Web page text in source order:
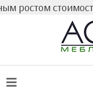
стоимости